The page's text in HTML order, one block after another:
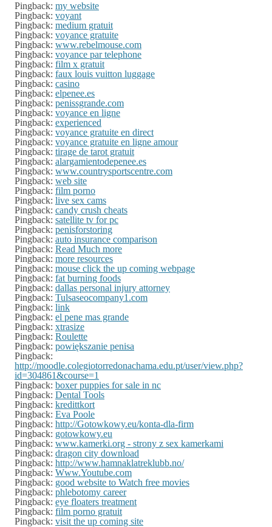
Pingback: my website
Pingback: voyant
Pingback: medium gratuit
Pingback: voyance gratuite
Pingback: www.rebelmouse.com
Pingback: voyance par telephone
Pingback: film x gratuit
Pingback: faux louis vuitton luggage
Pingback: casino
Pingback: elpenee.es
Pingback: penissgrande.com
Pingback: voyance en ligne
Pingback: experienced
Pingback: voyance gratuite en direct
Pingback: voyance gratuite en ligne amour
Pingback: tirage de tarot gratuit
Pingback: alargamientodepenee.es
Pingback: www.countrysportscentre.com
Pingback: web site
Pingback: film porno
Pingback: live sex cams
Pingback: candy crush cheats
Pingback: satellite tv for pc
Pingback: penisforstoring
Pingback: auto insurance comparison
Pingback: Read Much more
Pingback: more resources
Pingback: mouse click the up coming webpage
Pingback: fat burning foods
Pingback: dallas personal injury attorney
Pingback: Tulsaseocompany1.com
Pingback: link
Pingback: el pene mas grande
Pingback: xtrasize
Pingback: Roulette
Pingback: powiększanie penisa
Pingback:
http://moodle.colegiotorredonachama.edu.pt/user/view.php?
id=304861&course=1
Pingback: boxer puppies for sale in nc
Pingback: Dental Tools
Pingback: kredittkort
Pingback: Eva Poole
Pingback: http://Gotowkowy.eu/konta-dla-firm
Pingback: gotowkowy.eu
Pingback: www.kamerki.org - strony z sex kamerkami
Pingback: dragon city download
Pingback: http://www.hamnaklatreklubb.no/
Pingback: Www.Youtube.com
Pingback: good website to Watch free movies
Pingback: phlebotomy career
Pingback: eye floaters treatment
Pingback: film porno gratuit
Pingback: visit the up coming site